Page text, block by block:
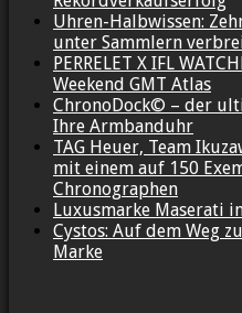
Uhren-Halbwissen:
unter Sammlern
PERRELET X IFL
Weekend GMT Atlas
ChronoDock© – der
Ihre Armbanduhr
TAG Heuer, Team
mit einem auf 150
Chronographen
Luxusmarke Maserati
Cystos: Auf dem Weg
Marke